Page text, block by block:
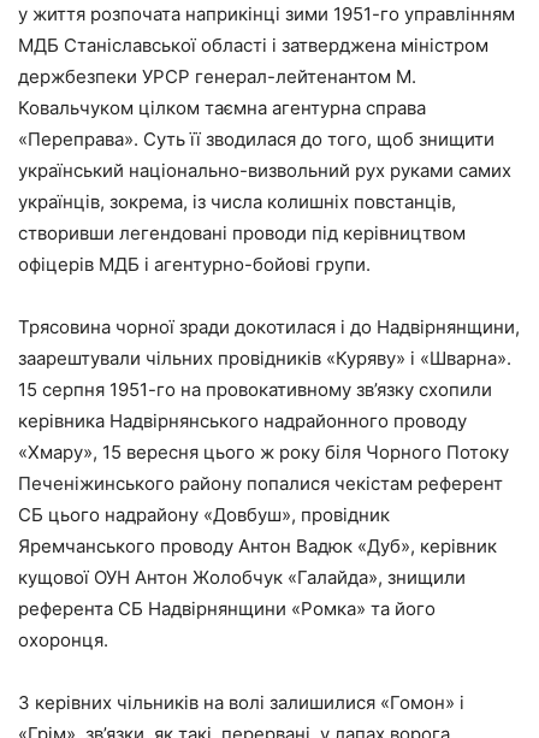
у життя розпочата наприкінці зими 1951-го управлінням
МДБ Станіславської області і затверджена міністром
держбезпеки УРСР генерал-лейтенантом М.
Ковальчуком цілком таємна агентурна справа
«Переправа». Суть її зводилася до того, щоб знищити
український національно-визвольний рух руками самих
українців, зокрема, із числа колишніх повстанців,
створивши легендовані проводи під керівництвом
офіцерів МДБ і агентурно-бойові групи.
Трясовина чорної зради докотилася і до Надвірнянщини,
заарештували чільних провідників «Куряву» і «Шварна».
15 серпня 1951-го на провокативному зв’язку схопили
керівника Надвірнянського надрайонного проводу
«Хмару», 15 вересня цього ж року біля Чорного Потоку
Печеніжинського району попалися чекістам референт
СБ цього надрайону «Довбуш», провідник
Яремчанського проводу Антон Вадюк «Дуб», керівник
кущової ОУН Антон Жолобчук «Галайда», знищили
референта СБ Надвірнянщини «Ромка» та його
охоронця.
З керівних чільників на волі залишилися «Гомон» і
«Грім», зв’язки, як такі, перервані, у лапах ворога